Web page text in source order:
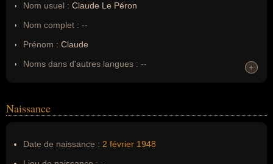
Nom usuel : Claude Le Péron
Nom complet : --
Prénom : Claude
Noms dans d'autres langues : --
Nom de famille :Le Péron
+
+
Naissance
Date de naissance : 2 février 1948